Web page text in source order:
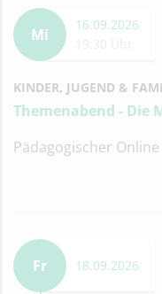
Mi
16.09.2026
KINDER, JUGEND &
Themenabend - Die
Pädagogischer
Fr 18.09.2026